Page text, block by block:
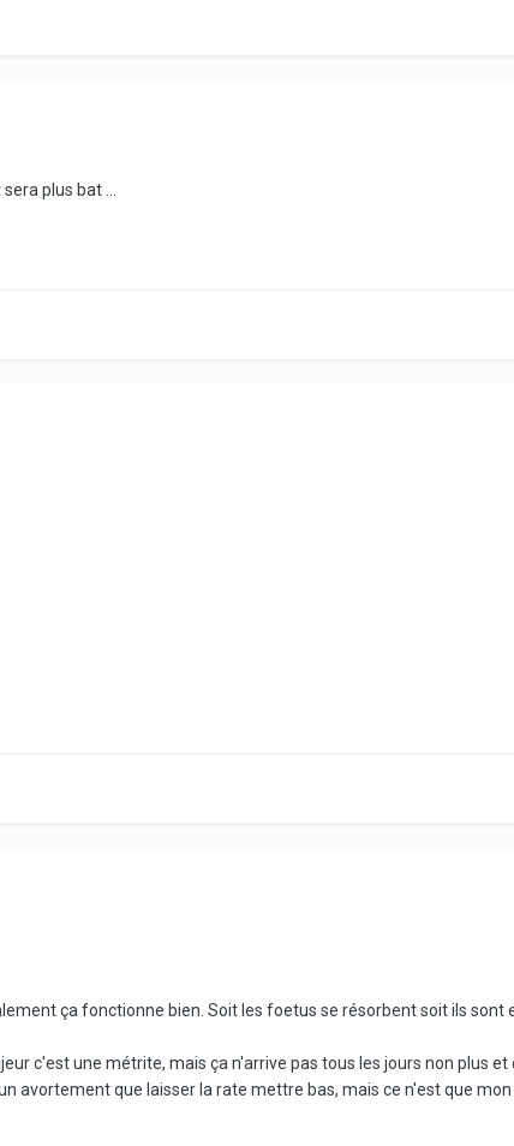
plus bat ...
ça fonctionne bien. Soit les foetus se résorbent soit ils sont
c'est une métrite, mais ça n'arrive pas tous les jours non plus et
avortement que laisser la rate mettre bas, mais ce n'est que mon